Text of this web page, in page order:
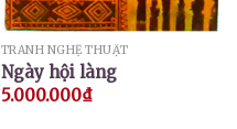
TRANH NGHỆ THUẬT
Ngày hội làng
5.000.000₫